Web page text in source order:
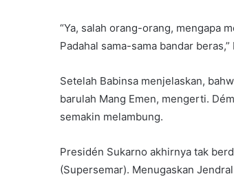
“Ya, salah orang-orang, mengapa
Padahal sama-sama bandar
Setelah Babinsa menjelaskan,
barulah Mang Emen, mengerti.
semakin melambung.
Presidén Sukarno akhirnya tak
(Supersemar). Menugaskan